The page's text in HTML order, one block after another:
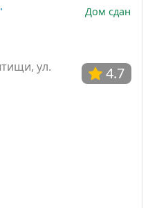
4.7
Дом сдан
ул.